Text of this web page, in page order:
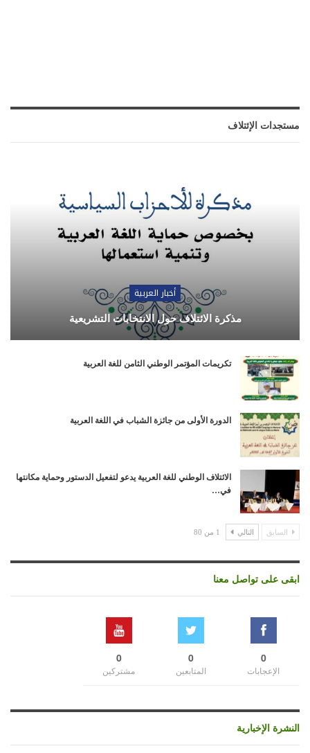
مستجدات الإئتلاف
أخبار العربية
مذكرة الائتلاف حول الانتخابات التشريعية
تكريمات المؤتمر الوطني الثامن للغة العربية
الدورة الأولى من جائزة الشباب في اللغة العربية
الائتلاف الوطني للغة العربية يدعو لتفعيل الدستور وحماية مكانتها
في…
السابق التالي 1 من 80
ابقى على تواصل معنا
0
الإعجابات
0
المتابعين
0
مشتركين
النشرة الإخبارية